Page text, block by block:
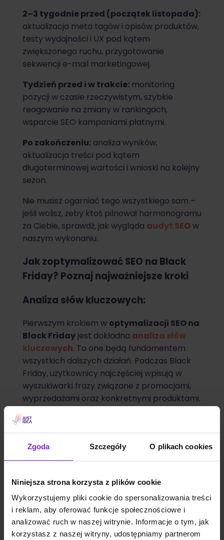
Zgoda Szczegóły O plikach cookies
Niniejsza strona korzysta z plików cookie
Wykorzystujemy pliki cookie do spersonalizowania treści
i reklam, aby oferować funkcje społecznościowe i
analizować ruch w naszej witrynie. Informacje o tym, jak
korzystasz z naszej witryny, udostępniamy partnerom
2–3 tygodnie przed (początek listopada):
aktualizacja meta tagów i opisów produktów,
testy wydajności i UX pod kątem
zwiększonego ruchu, przygotowanie
sekwencji e-mail marketingowej.
Tydzień przed i w trakcie: monitoring
pozycji w czasie rzeczywistym, szybkie
reagowanie na zmiany w rankingach,
wsparcie SEO kampaniami płatnymi.
Po zakończeniu: analiza wyników,
aktualizacja treści pod kątem
długoterminowej wartości i wnioski na kolejny
sezon.
Nie musisz ogarniać tego wszystkiego sam –
jeśli wolisz, żeby ktoś pilnował harmonogramu
za Ciebie, sprawdź, jak wygląda audyt SEOw
naszym wykonaniu.
Jak zoptymalizować SEO na Black
Friday? Poznaj najważniejsze kroki
Analiza słów kluczowych:
Pierwszym krokiem w optymalizacji SEO na
Black Friday jest dokładna analiza słów
kluczowych. To one będą fundamentem
wszystkich dalszych działań. Podczas Black
Friday, użytkownicy najczęściej wpisują w
wyszukiwarki frazy związane z promocjami,
wyprzedażami oraz konkretnymi produktami.
słów kluczowych:
Słowa kluczowe związane z Black
„wyprzedaże Black Friday” są
oczywistym wyborem. Mają one wysoką
liczbę wyszukiwań, co oznacza dużą
konkurencję, ale są też kluczowe dla
zwiększenia widoczności w tym okresie.